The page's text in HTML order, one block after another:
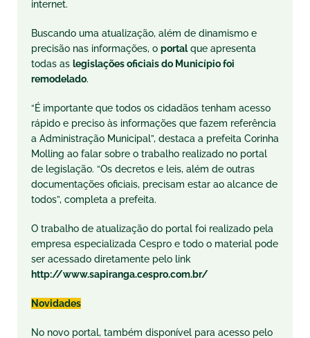
internet.
Buscando uma atualização, além de dinamismo e
precisão nas informações, o portalque apresenta
todas as legislações oficiais do Município foi
remodelado.
“É importante que todos os cidadãos tenham acesso
rápido e preciso às informações que fazem referência
a Administração Municipal”, destaca a prefeita Corinha
Molling ao falar sobre o trabalho realizado no portal
de legislação. “Os decretos e leis, além de outras
documentações oficiais, precisam estar ao alcance de
todos”, completa a prefeita.
O trabalho de atualização do portal foi realizado pela
empresa especializada Cespro e todo o material pode
ser acessado diretamente pelo link
http://www.sapiranga.cespro.com.br/
Novidades
No novo portal, também disponível para acesso pelo